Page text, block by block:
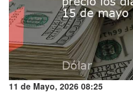
11 de Mayo, 2026 08:25